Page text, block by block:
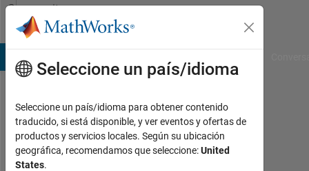
Saltar al contenido
Community
Profile
Orion
Con
actividad
Seleccione un país/idioma
Seleccione un país/idioma para obtener contenido
traducido, si está disponible, y ver eventos y ofertas de
productos y servicios locales. Según su ubicación
geográfica, recomendamos que seleccione:United
States.